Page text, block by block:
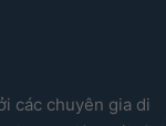
các chuyên gia di